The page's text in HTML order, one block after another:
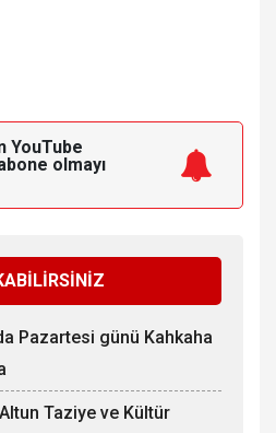
YouTube
olmayı
Pazartesi günü Kahkaha
Taziye ve Kültür